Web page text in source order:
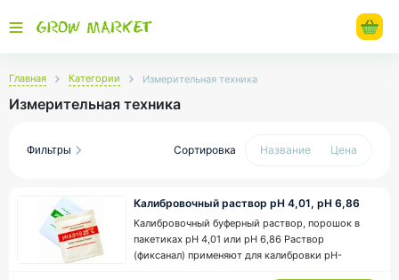
Главная Категории Измерительная техника
Измерительная техника
Фильтры Сортировка Название Цена
Цена ₴19.00 861.00
Калибровочный раствор pH 4,01, pH 6,86
Калибровочный буферный раствор, порошок в
пакетиках pH 4,01 или pH 6,86 Раствор
(фиксанал) применяют для калибровки pH-